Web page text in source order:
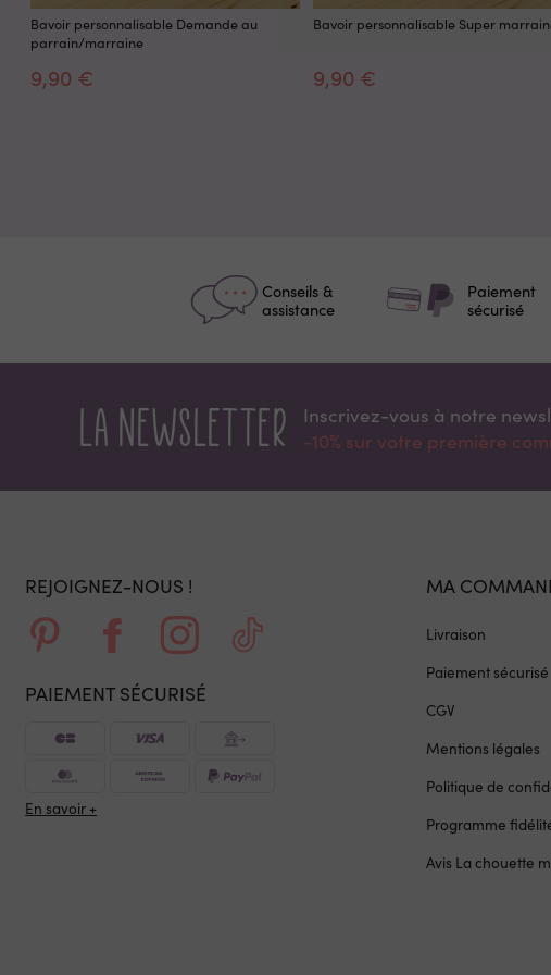
Bavoir personnalisable Demande au
parrain/marraine
9,90 €
Bavoir personnalisable Super
9,90 €
Conseils &
assistance
Paiement
sécurisé
La newsletter
Inscrivez-vous à notre
-10% sur votre première
REJOIGNEZ-NOUS !
PAIEMENT SÉCURISÉ
En savoir +
MA
Livraison
Paiement sécurisé
CGV
Mentions légales
Politique de
Programme
Avis La chouette